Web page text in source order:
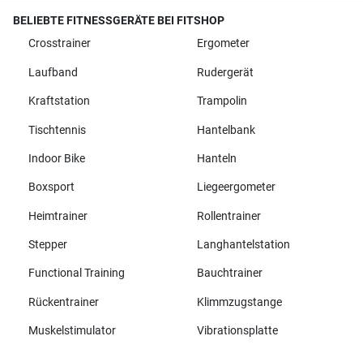
BELIEBTE FITNESSGERÄTE BEI FITSHOP
Crosstrainer
Ergometer
Laufband Rudergerät
Kraftstation Trampolin
Tischtennis Hantelbank
Indoor Bike Hanteln
Boxsport Liegeergometer
Heimtrainer Rollentrainer
Stepper Langhantelstation
Functional Training Bauchtrainer
Rückentrainer Klimmzugstange
Muskelstimulator Vibrationsplatte